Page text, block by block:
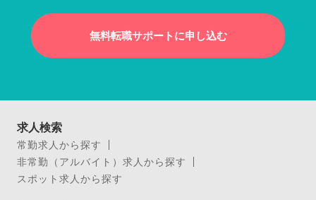
無料転職サポートに申し込む
求人検索
常勤求人から探す
非常勤（アルバイト）求人から探す
スポット求人から探す